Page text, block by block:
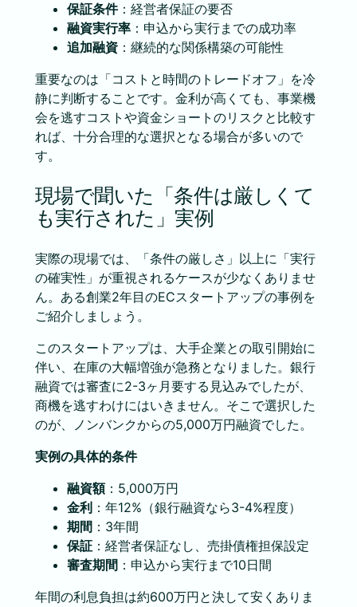
保証条件：経営者保証の要否
融資実行率：申込から実行までの成功率
追加融資：継続的な関係構築の可能性
重要なのは「コストと時間のトレードオフ」を冷
静に判断することです。金利が高くても、事業機
会を逃すコストや資金ショートのリスクと比較す
れば、十分合理的な選択となる場合が多いので
す。
現場で聞いた「条件は厳しくて
も実行された」実例
実際の現場では、「条件の厳しさ」以上に「実行
の確実性」が重視されるケースが少なくありませ
ん。ある創業2年目のECスタートアップの事例を
ご紹介しましょう。
このスタートアップは、大手企業との取引開始に
伴い、在庫の大幅増強が急務となりました。銀行
融資では審査に2-3ヶ月要する見込みでしたが、
商機を逃すわけにはいきません。そこで選択した
のが、ノンバンクからの5,000万円融資でした。
実例の具体的条件
融資額：5,000万円
金利 ：年12%（銀行融資なら3-4%程度）
期間 ：3年間
保証：経営者保証なし、売掛債権担保設定
審査期間 ：申込から実行まで10日間
年間の利息負担は約600万円と決して安くありま